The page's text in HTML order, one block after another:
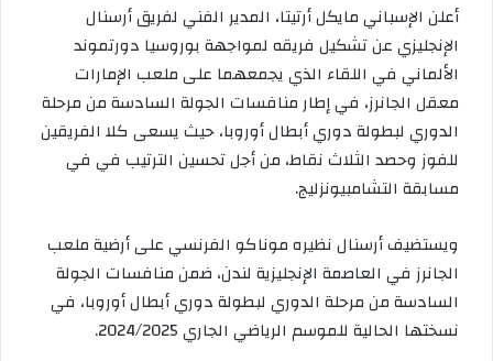
أعلن الإسباني مايكل أرتيتا، المدير الفني لفريق أرسنال
الإنجليزي عن تشكيل فريقه لمواجهة بوروسيا دورتموند
الألماني في اللقاء الذي يجمعهما على ملعب الإمارات
معقل الجانرز، في إطار منافسات الجولة السادسة من مرحلة
الدوري لبطولة دوري أبطال أوروبا، حيث يسعى كلا الفريقين
للفوز وحصد الثلاث نقاط، من أجل تحسين الترتيب في في
مسابقة التشامبيونزليج.
ويستضيف أرسنال نظيره موناكو الفرنسي على أرضية ملعب
الجانرز في العاصمة الإنجليزية لندن، ضمن منافسات الجولة
السادسة من مرحلة الدوري لبطولة دوري أبطال أوروبا، في
نسختها الحالية للموسم الرياضي الجاري 2024/2025.